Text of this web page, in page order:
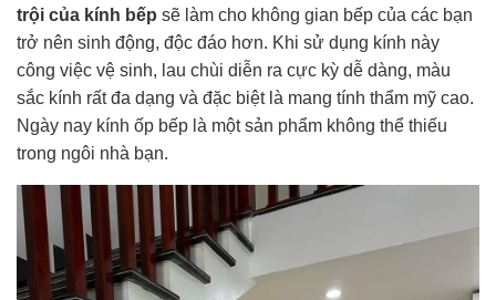
trội của kính bếp sẽ làm cho không gian bếp của các bạn
trở nên sinh động, độc đáo hơn. Khi sử dụng kính này
công việc vệ sinh, lau chùi diễn ra cực kỳ dễ dàng, màu
sắc kính rất đa dạng và đặc biệt là mang tính thẩm mỹ cao.
Ngày nay kính ốp bếp là một sản phẩm không thể thiếu
trong ngôi nhà bạn.